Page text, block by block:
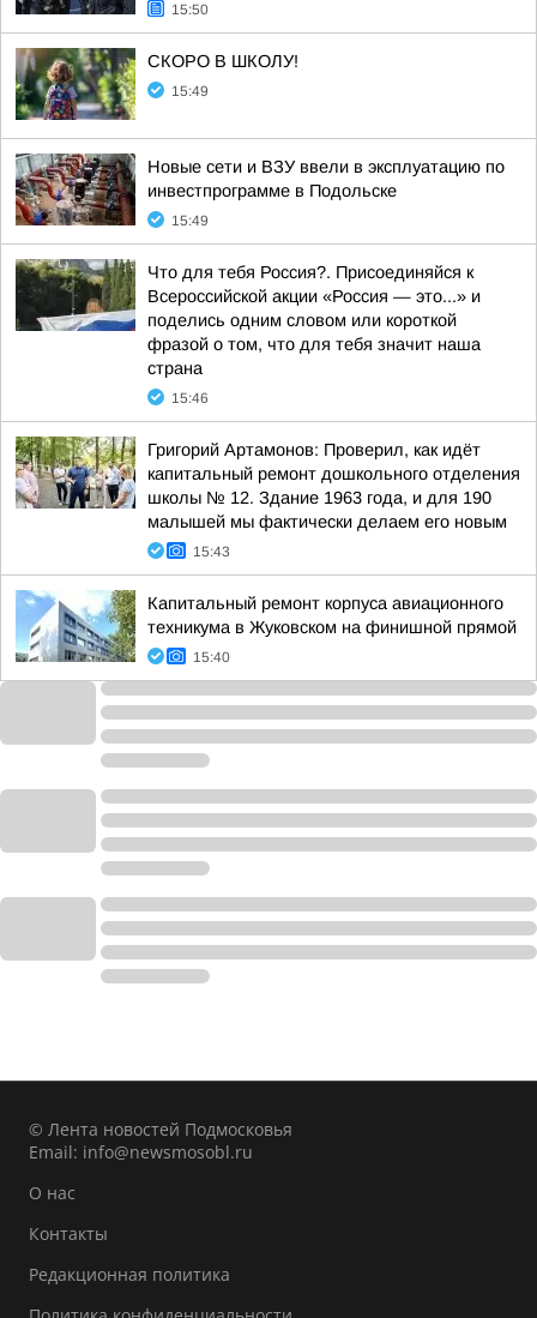
15:50
СКОРО В ШКОЛУ!
15:49
Новые сети и ВЗУ ввели в эксплуатацию по
инвестпрограмме в Подольске
15:49
Что для тебя Россия?. Присоединяйся к
Всероссийской акции «Россия — это...» и
поделись одним словом или короткой
фразой о том, что для тебя значит наша
страна
15:46
Григорий Артамонов: Проверил, как идёт
капитальный ремонт дошкольного отделения
школы № 12. Здание 1963 года, и для 190
малышей мы фактически делаем его новым
15:43
Капитальный ремонт корпуса авиационного
техникума в Жуковском на финишной прямой
15:40
© Лента новостей Подмосковья
Email: info@newsmosobl.ru
О нас
Контакты
Редакционная политика